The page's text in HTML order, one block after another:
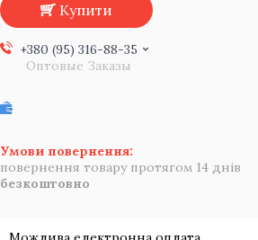
Купити
+380 (95) 316-88-35
Оптовые Заказы
повернення товару протягом 14 днів
безкоштовно